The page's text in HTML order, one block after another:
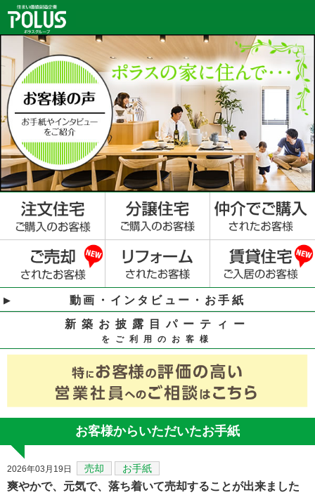
動画・インタビュー・お手紙
新築お披露目パーティー
をご利用のお客様
お客様からいただいたお手紙
2026年03月19日 売却 お手紙
爽やかで、元気で、落ち着いて売却することが出来ました